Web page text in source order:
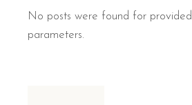
No posts were found for
parameters.